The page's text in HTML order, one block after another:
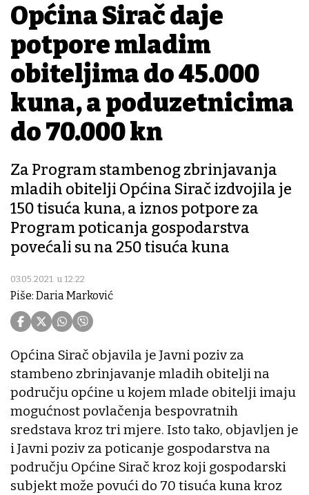
Općina Sirač daje
potpore mladim
obiteljima do 45.000
kuna, a poduzetnicima
do 70.000 kn
Za Program stambenog zbrinjavanja
mladih obitelji Općina Sirač izdvojila je
150 tisuća kuna, a iznos potpore za
Program poticanja gospodarstva
povećali su na 250 tisuća kuna
03.05.2021. u 12:22
Piše: Daria Marković
Općina Sirač objavila je Javni poziv za
stambeno zbrinjavanje mladih obitelji na
području općine u kojem mlade obitelji imaju
mogućnost povlačenja bespovratnih
sredstava kroz tri mjere. Isto tako, objavljen je
i Javni poziv za poticanje gospodarstva na
području Općine Sirač kroz koji gospodarski
subjekt može povući do 70 tisuća kuna kroz